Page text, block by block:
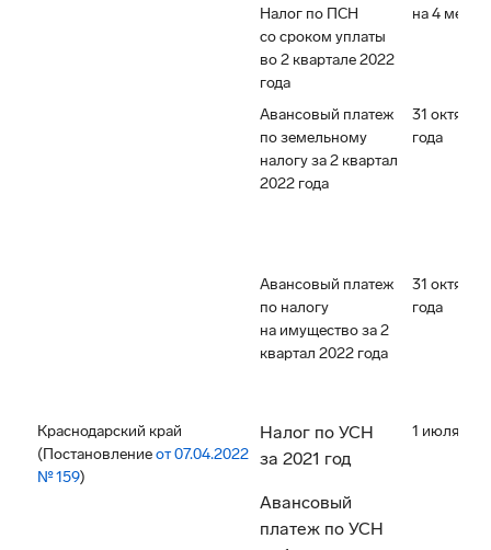
Налог по ПСН
со сроком уплаты
во 2 квартале 2022
года
на 4
Авансовый платеж
по земельному
налогу за 2 квартал
2022 года
31
года
Авансовый платеж
по налогу
на имущество за 2
квартал 2022 года
31
года
Краснодарский край
(Постановлениеот 07.04.2022
№ 159)
Налог по УСН
за 2021 год
Авансовый
платеж по УСН
1 июля